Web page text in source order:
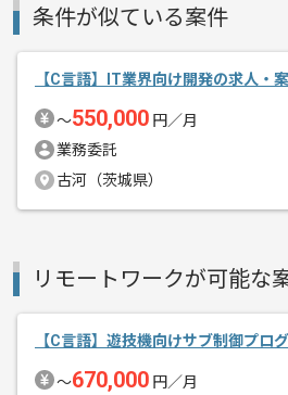
精算・お支払い
精算基準時
支払いサイ
その他募集要項
作業開始日
エージェントからのコ
メント
を行って
条件が似ている案件
【C言語】IT業界向け開発の求人・
〜550,000 円／月
業務委託
古河（茨城県）
リモートワークが可能な
【C言語】遊技機向けサブ制御プロ
〜670,000 円／月